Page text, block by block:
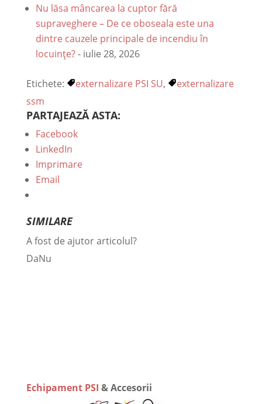
Nu lăsa mâncarea la cuptor fără
supraveghere – De ce oboseala este una
dintre cauzele principale de incendiu în
locuințe?- iulie 28, 2026
Etichete: externalizare PSI SU,
externalizare
ssm
PARTAJEAZĂ ASTA:
Facebook
LinkedIn
Imprimare
Email
SIMILARE
A fost de ajutor articolul?
DaNu
Echipament PSI & Accesorii